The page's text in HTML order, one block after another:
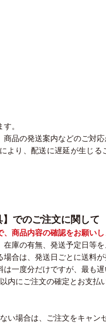
。
品の発送案内などのご対応
より、配送に遅延が生じる
でのご注文に関して
商品内容の確認をお願いし
庫の有無、発送予定日等を
合は、発送日ごとに送料が
一度分だけですが、最も遅
内にご注文の確定とお支払
い場合は、ご注文をキャン